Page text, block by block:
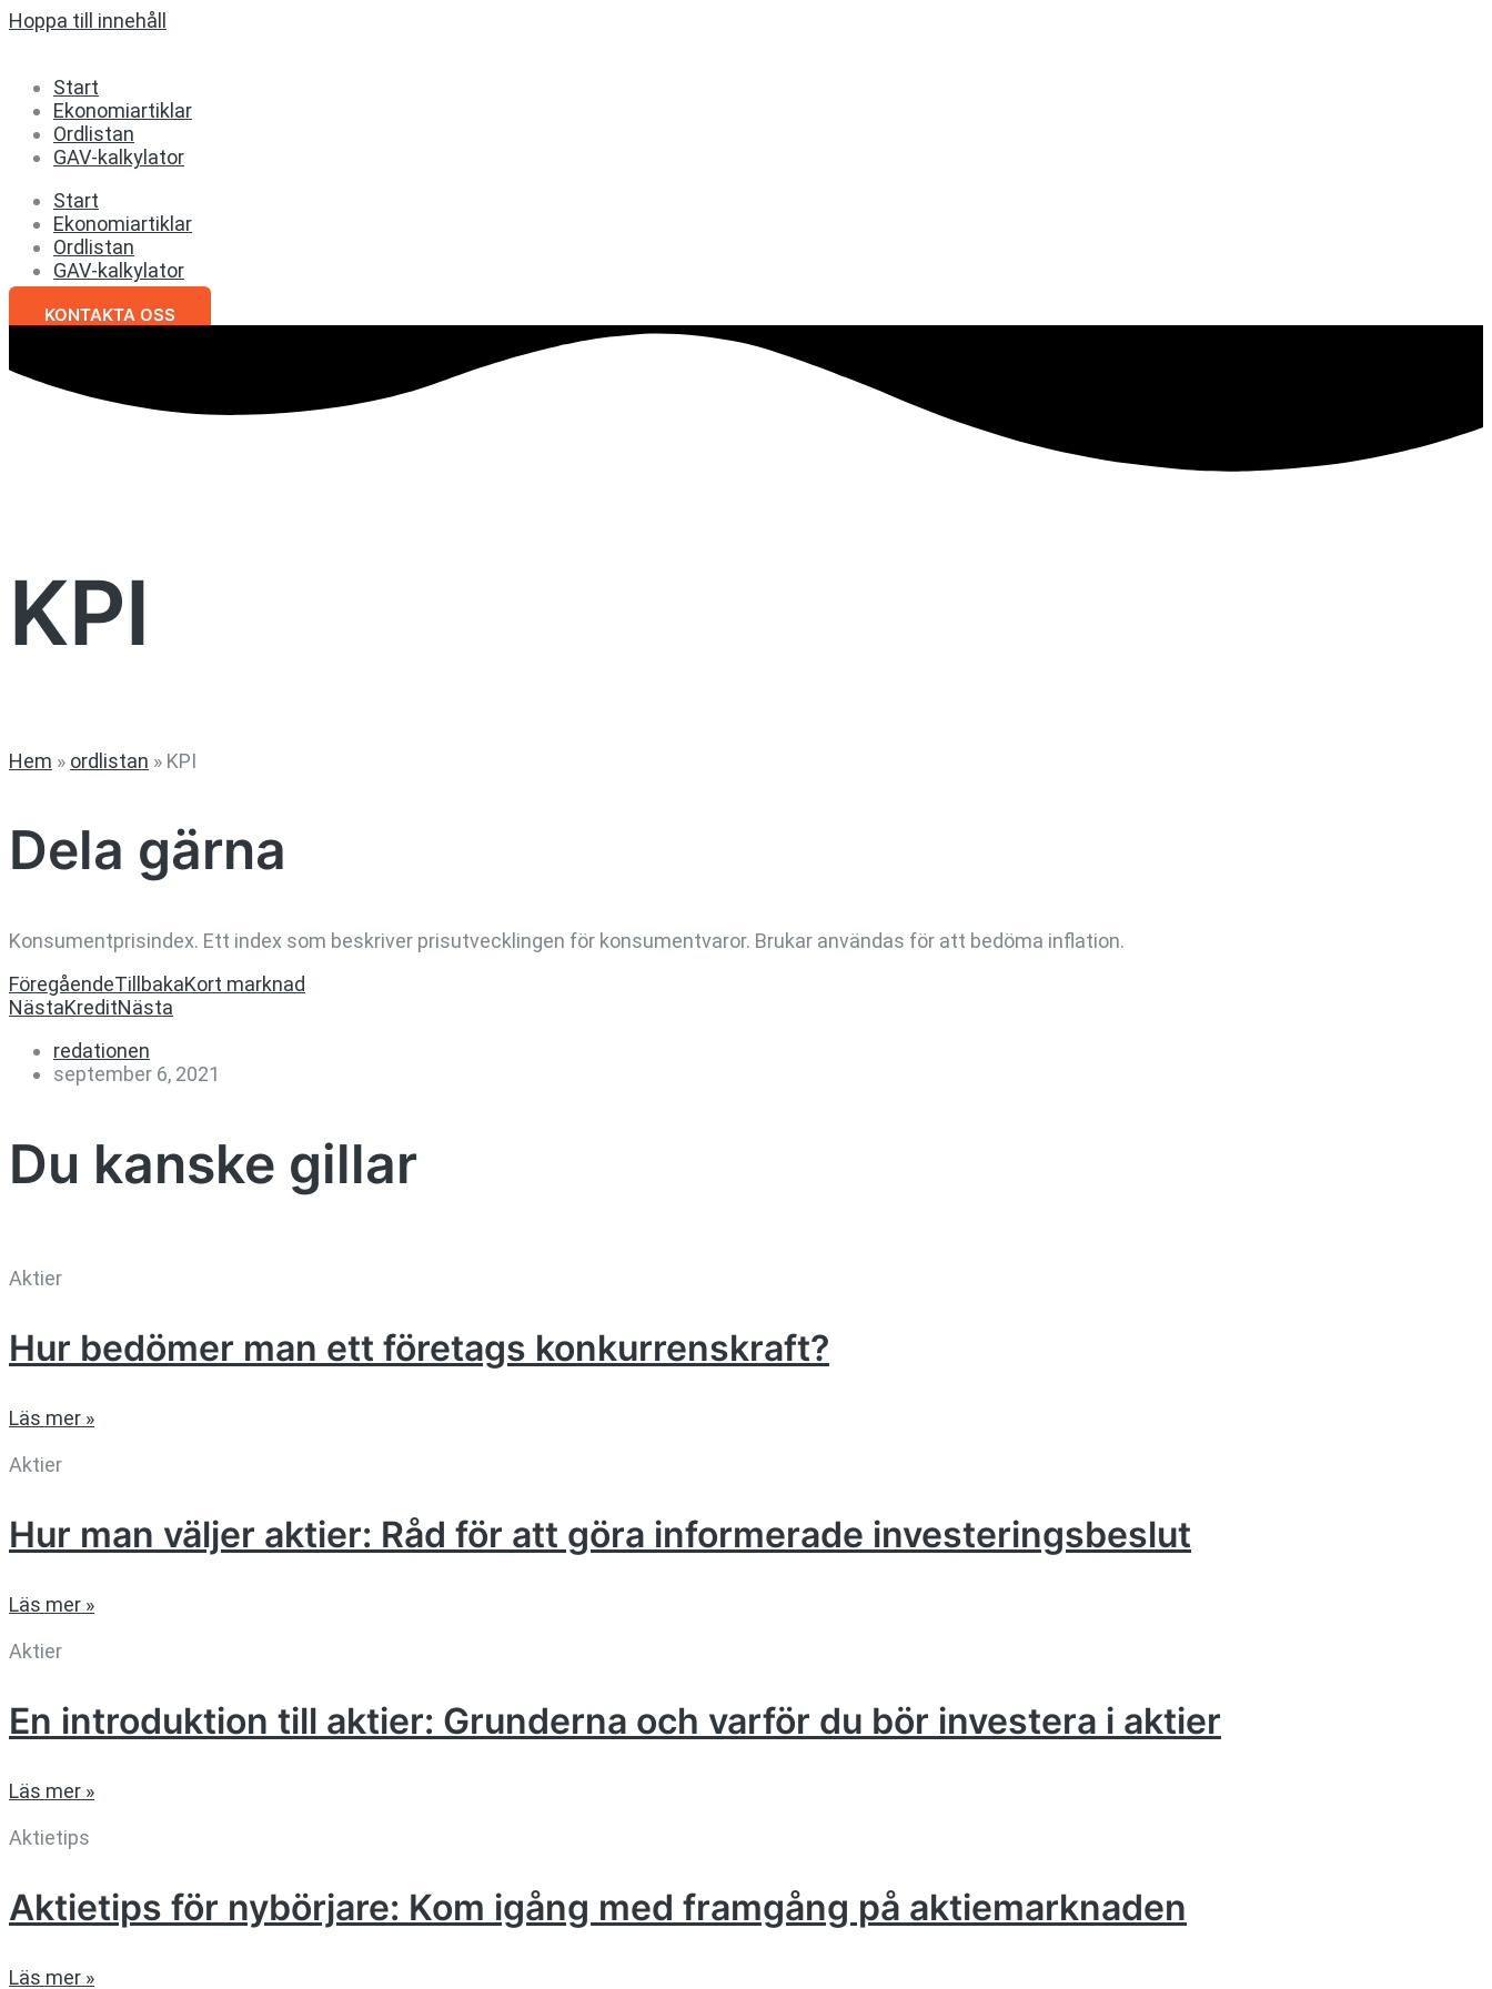
Hoppa till innehåll
Start
Ekonomiartiklar
Ordlistan
GAV-kalkylator
Start
Ekonomiartiklar
Ordlistan
GAV-kalkylator
KONTAKTA OSS
KPI
Hem » ordlistan » KPI
Dela gärna
Konsumentprisindex. Ett index som beskriver prisutvecklingen för konsumentvaror. Brukar användas för att bedöma inflation.
FöregåendeTillbakaKort marknad
NästaKreditNästa
redationen
september 6, 2021
Du kanske gillar
Aktier
Hur bedömer man ett företags konkurrenskraft?
Läs mer »
Aktier
Hur man väljer aktier: Råd för att göra informerade investeringsbeslut
Läs mer »
Aktier
En introduktion till aktier: Grunderna och varför du bör investera i aktier
Läs mer »
Aktietips
Aktietips för nybörjare: Kom igång med framgång på aktiemarknaden
Läs mer »